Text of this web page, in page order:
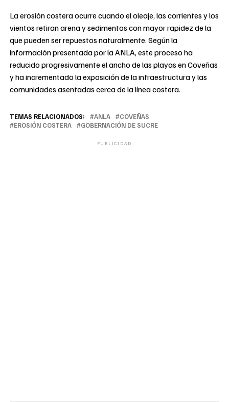
La erosión costera ocurre cuando el oleaje, las corrientes y los
vientos retiran arena y sedimentos con mayor rapidez de la
que pueden ser repuestos naturalmente. Según la
información presentada por la ANLA, este proceso ha
reducido progresivamente el ancho de las playas en Coveñas
y ha incrementado la exposición de la infraestructura y las
comunidades asentadas cerca de la línea costera.
TEMAS RELACIONADOS: ANLA
COVEÑAS
EROSIÓN COSTERA
GOBERNACIÓN DE SUCRE
PUBLICIDAD